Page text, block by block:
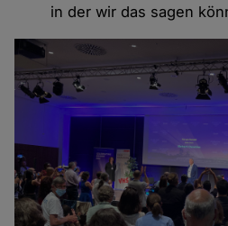
in der wir das sagen